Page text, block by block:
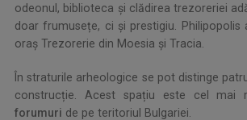
odeonul, biblioteca și clădirea trezoreriei
doar frumusețe, ci și prestigiu. Philipopolis
oraș Trezorerie din Moesia și Tracia.
În straturile arheologice se pot distinge
construcție. Acest spațiu este cel mai
forumuri de pe teritoriul Bulgariei.